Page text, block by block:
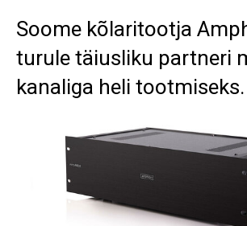
Soome kõlaritootja
turule täiusliku partneri
kanaliga heli tootmiseks.